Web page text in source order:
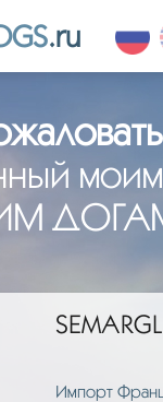
.ru
моим
Импорт